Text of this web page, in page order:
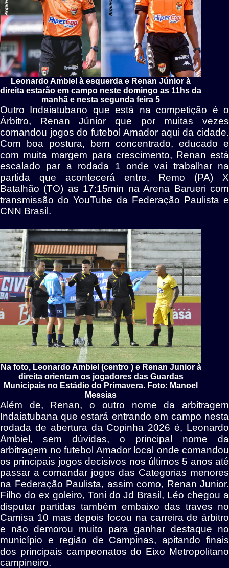
Leonardo Ambiel à esquerda e Renan Júnior à
direita estarão em campo neste domingo as 11hs da
manhã e nesta segunda feira 5
Outro Indaiatubano que está na competição é o
Árbitro, Renan Júnior que por muitas vezes
comandou jogos do futebol Amador aqui da cidade.
Com boa postura, bem concentrado, educado e
com muita margem para crescimento, Renan está
escalado par a rodada 1 onde vai trabalhar na
partida que acontecerá entre, Remo (PA) X
Batalhão (TO) as 17:15min na Arena Barueri com
transmissão do YouTube da Federação Paulista e
CNN Brasil.
Na foto, Leonardo Ambiel (centro ) e Renan Junior à
direita orientam os jogadores das Guardas
Municipais no Estádio do Primavera. Foto: Manoel
Messias
Além de, Renan, o outro nome da arbitragem
Indaiatubana que estará entrando em campo nesta
rodada de abertura da Copinha 2026 é, Leonardo
Ambiel, sem dúvidas, o principal nome da
arbitragem no futebol Amador local onde comandou
os principais jogos decisivos nos últimos 5 anos até
passar a comandar jogos das Categorias menores
na Federação Paulista, assim como, Renan Junior.
Filho do ex goleiro, Toni do Jd Brasil, Léo chegou a
disputar partidas também embaixo das traves no
Camisa 10 mas depois focou na carreira de árbitro
e não demorou muito para ganhar destaque no
município e região de Campinas, apitando finais
dos principais campeonatos do Eixo Metropolitano
campineiro.